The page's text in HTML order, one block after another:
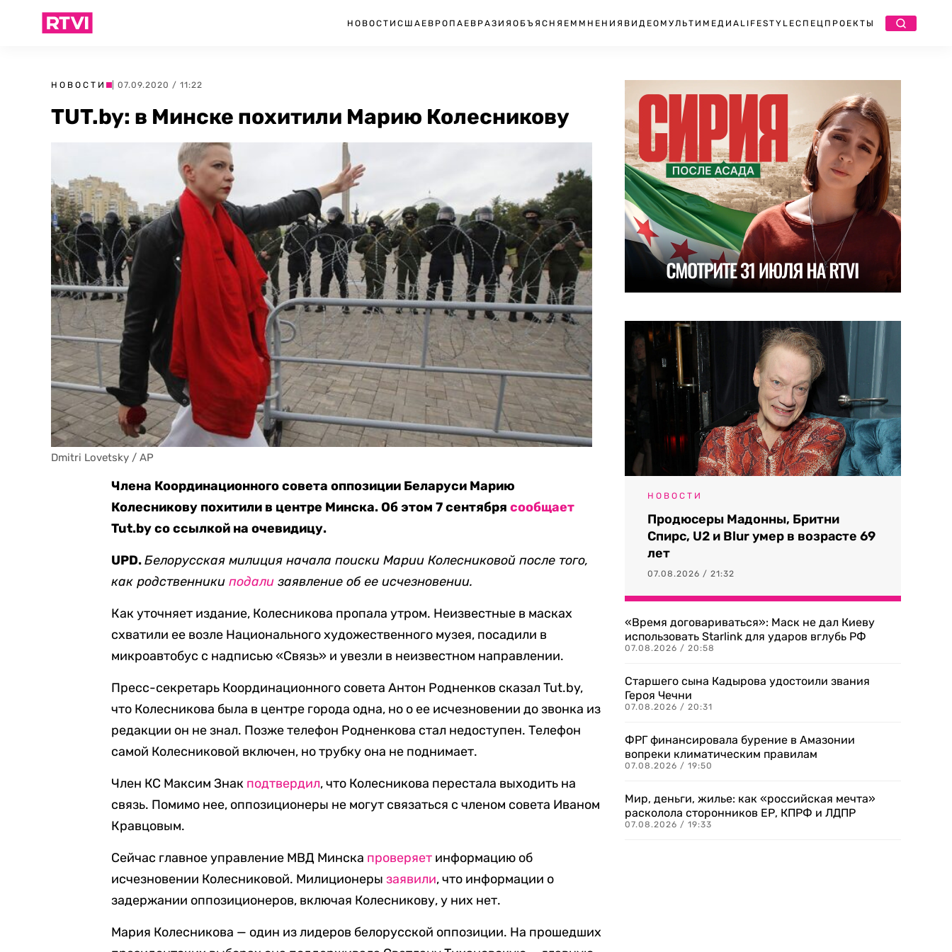
НОВОСТИ США ЕВРОПА ЕВРАЗИЯ ОБЪЯСНЯЕМ МНЕНИЯ ВИДЕО МУЛЬТИМЕДИА LIFESTYLEСПЕЦПРОЕКТЫ
НОВОСТИ | 07.09.2020 / 11:22
TUT.by: в Минске похитили Марию Колесникову
Dmitri Lovetsky / AP
Члена Координационного совета оппозиции Беларуси Марию
Колесникову похитили в центре Минска. Об этом 7 сентябрясообщает
Tut.by со ссылкой на очевидицу.
UPD. Белорусская милиция начала поиски Марии Колесниковой после того,
как родственникиподали заявление об ее исчезновении.
Как уточняет издание, Колесникова пропала утром. Неизвестные в масках
схватили ее возле Национального художественного музея, посадили в
микроавтобус с надписью «Связь» и увезли в неизвестном направлении.
Пресс-секретарь Координационного совета Антон Родненков сказал Tut.by,
что Колесникова была в центре города одна, но о ее исчезновении до звонка из
редакции он не знал. Позже телефон Родненкова стал недоступен. Телефон
самой Колесниковой включен, но трубку она не поднимает.
Член КС Максим Знак подтвердил, что Колесникова перестала выходить на
связь. Помимо нее, оппозиционеры не могут связаться с членом совета Иваном
Кравцовым.
Сейчас главное управление МВД Минска проверяет информацию об
исчезновении Колесниковой. Милиционерызаявили, что информации о
задержании оппозиционеров, включая Колесникову, у них нет.
Мария Колесникова — один из лидеров белорусской оппозиции. На прошедших
НОВОСТИ
Продюсеры Мадонны, Бритни
Спирс, U2 и Blur умер в возрасте 69
лет
07.08.2026 / 21:32
«Время договариваться»: Маск не дал Киеву
использовать Starlink для ударов вглубь РФ
07.08.2026 / 20:58
Старшего сына Кадырова удостоили звания
Героя Чечни
07.08.2026 / 20:31
ФРГ финансировала бурение в Амазонии
вопреки климатическим правилам
07.08.2026 / 19:50
Мир, деньги, жилье: как «российская мечта»
расколола сторонников ЕР, КПРФ и ЛДПР
07.08.2026 / 19:33